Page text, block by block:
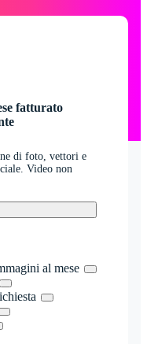
fatturato
di foto, vettori e
Video non
al mese